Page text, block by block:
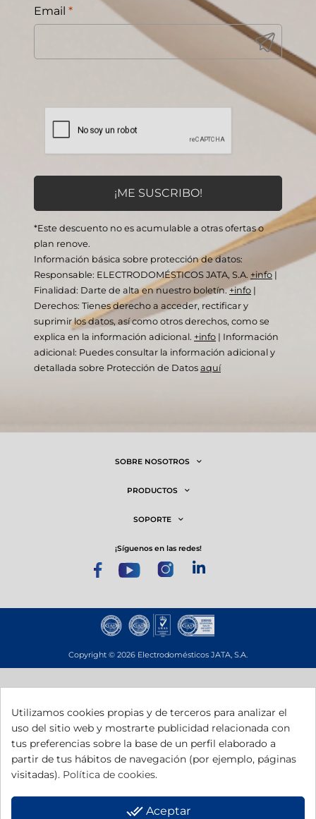
Email *
*Este descuento no es acumulable a otras ofertas o
plan renove.
Información básica sobre protección de datos:
Responsable: ELECTRODOMÉSTICOS JATA, S.A. +info |
Finalidad: Darte de alta en nuestro boletín.+info |
Derechos: Tienes derecho a acceder, rectificar y
suprimir los datos, así como otros derechos, como se
explica en la información adicional. +info | Información
adicional: Puedes consultar la información adicional y
detallada sobre Protección de Datos aquí
SOBRE NOSOTROS
PRODUCTOS
SOPORTE
¡síguenos en las redes!
Copyright © 2026 Electrodomésticos JATA, S.A.
Esta empresa ha recibido una subvención del Gobierno de Navarra al
amparo de la convocatoria de 2025 de ayudas para mejora de la
competitividad.
Esta empresa ha recibido una subvención del Gobierno de Navarra al
amparo de la convocatoria de Fomento de la Empresa Digital Navarra
2025.
Una manera de hacer Europa.
Utilizamos cookies propias y de terceros para analizar el
uso del sitio web y mostrarte publicidad relacionada con
tus preferencias sobre la base de un perfil elaborado a
partir de tus hábitos de navegación (por ejemplo, páginas
visitadas). Política de cookies.
done_all Aceptar